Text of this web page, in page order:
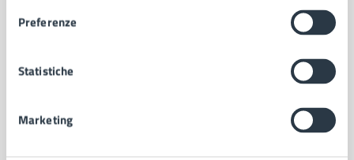
Preferenze
Statistiche
Marketing
Ambiente
Autorizzazioni
Cultura e tempo libero